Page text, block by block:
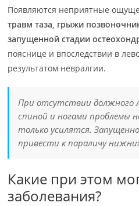
Появляются неприятные
травм таза, грыжи
запущенной стадии
пояснице и впоследствии в
результатом невралгии.
При отсутствии должного
спиной и ногами проблемы
только усилятся.
привести к параличу
Какие при этом
заболевания?